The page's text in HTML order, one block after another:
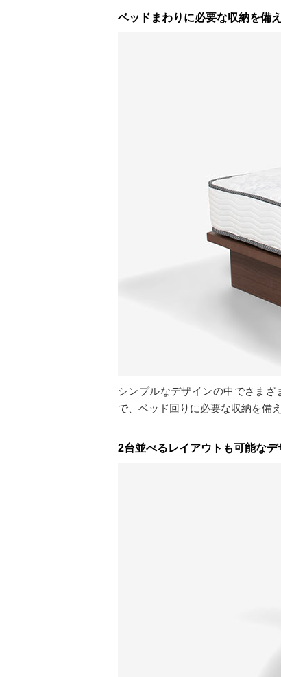
ベッドまわりに必要な収納を備
シンプルなデザインの中でさま
で、ベッド回りに必要な収納を備
2台並べるレイアウトも可能なデ